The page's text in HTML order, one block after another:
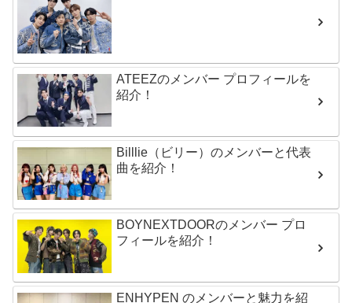
ATEEZのメンバー プロフィールを
紹介！
Billlie（ビリー）のメンバーと代表
曲を紹介！
BOYNEXTDOORのメンバー プロ
フィールを紹介！
ENHYPEN のメンバーと魅力を紹